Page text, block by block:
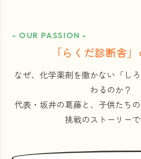
- OUR PASSION -
「らくだ診断舎
なぜ、化学薬剤を撒かない「し
わるのか？
代表・坂井の葛藤と、子供たち
挑戦のストーリーで